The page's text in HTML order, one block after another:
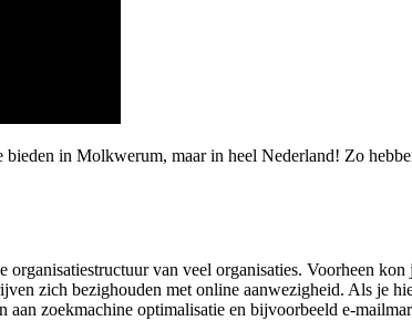
in Molkwerum, maar in heel Nederland! Zo
van veel organisaties. Voorheen
zich bezighouden met online aanwezigheid. Als je
zoekmachine optimalisatie en bijvoorbeeld e-